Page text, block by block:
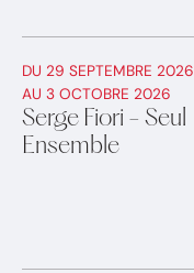
DU 29 SEPTEMBRE 2026
AU 3 OCTOBRE 2026
Serge Fiori - Seul
Ensemble